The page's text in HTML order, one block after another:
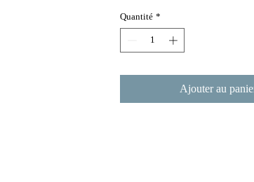
Quantité *
Ajouter au